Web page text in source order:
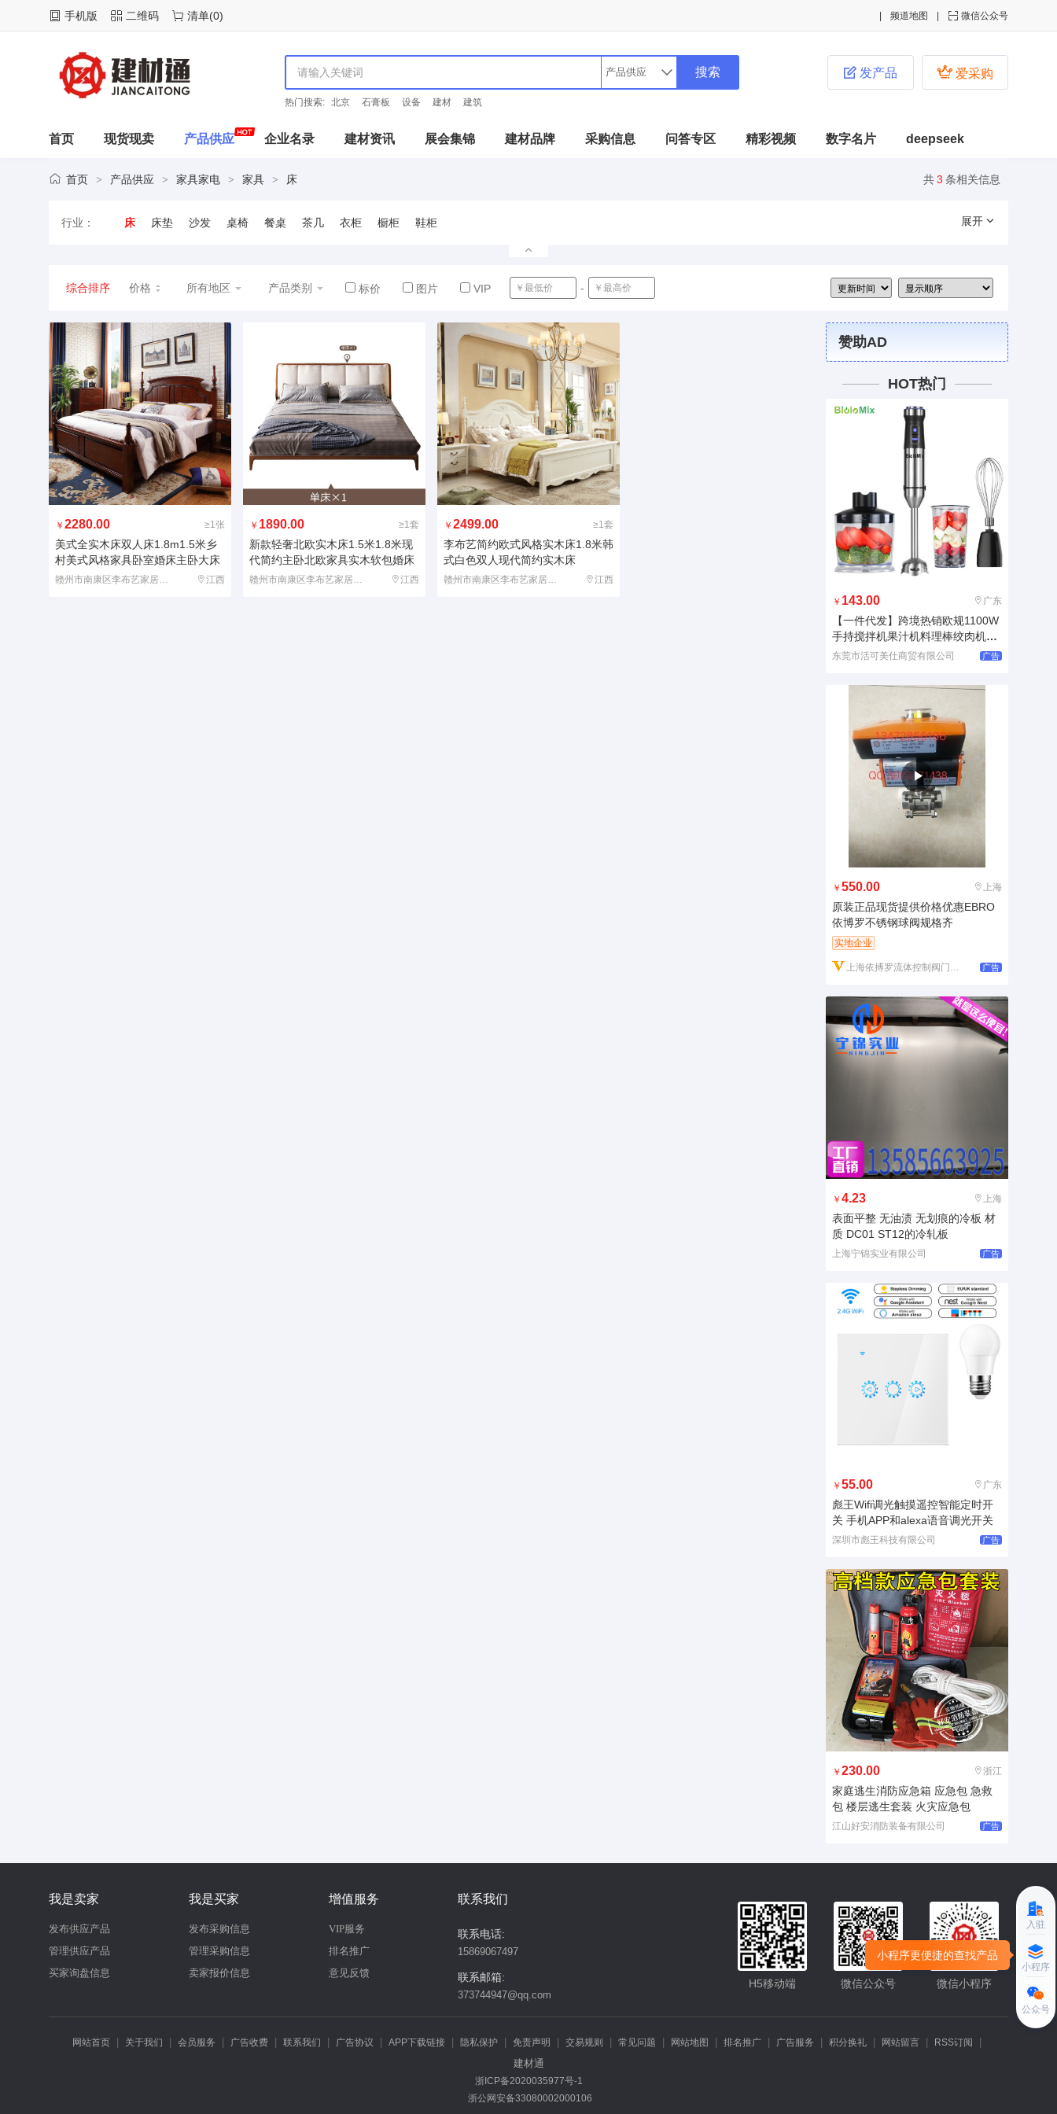
手机版 二维码 清单(0)  微信公众号
频道地图
热门搜索: 北京 石膏板 设备 建材 建筑
 爱采购
 发产品
首页 现货现卖 产品供应 企业名录 建材资讯 展会集锦 建材品牌 采购信息 问答专区 精彩视频 数字名片 deepseek
共3 条相关信息
首页 > 产品供应 > 家具家电 > 家具 > 床
行业： 床 床垫 沙发 桌椅 餐桌 茶几 衣柜 橱柜 鞋柜 展开
综合排序 价格 所有地区 产品类别 标价 图片 VIP -
￥ 2280.00 ≥1张
美式全实木床双人床1.8m1.5米乡
村美式风格家具卧室婚床主卧大床
赣州市南康区李布艺家居有限公司 江西
￥ 1890.00 ≥1套
新款轻奢北欧实木床1.5米1.8米现
代简约主卧北欧家具实木软包婚床
赣州市南康区李布艺家居有限公司 江西
￥ 2499.00 ≥1套
李布艺简约欧式风格实木床1.8米韩
式白色双人现代简约实木床
赣州市南康区李布艺家居有限公司 江西
赞助AD
HOT热门
￥ 143.00 广东
【一件代发】跨境热销欧规1100W
手持搅拌机果汁机料理棒绞肉机ha
n
东莞市活可美仕商贸有限公司 广告
￥ 550.00 上海
原装正品现货提供价格优惠EBRO
依博罗不锈钢球阀规格齐
实地企业
上海依搏罗流体控制阀门有限公司 广告
￥ 4.23 上海
表面平整 无油渍 无划痕的冷板 材
质 DC01 ST12的冷轧板
上海宁锦实业有限公司 广告
￥ 55.00 广东
彪王Wifi调光触摸遥控智能定时开
关 手机APP和alexa语音调光开关
深圳市彪王科技有限公司 广告
￥ 230.00 浙江
家庭逃生消防应急箱 应急包 急救
包 楼层逃生套装 火灾应急包
江山好安消防装备有限公司 广告
我是卖家
发布供应产品
管理供应产品
买家询盘信息
我是买家
发布采购信息
管理采购信息
卖家报价信息
增值服务
VIP服务
排名推广
意见反馈
联系我们
联系电话:
15869067497
联系邮箱:
373744947@qq.com
微信小程序
微信公众号
H5移动端
网站首页 关于我们 会员服务 广告收费 联系我们 广告协议 APP下载链接 隐私保护 免责声明 交易规则 常见问题 网站地图 排名推广 广告服务 积分换礼 网站留言 RSS订阅
违规举报
建材通
浙ICP备2020035977号-1
浙公网安备33080002000106
入驻
小程序
小程序更便捷的查找产品
公众号